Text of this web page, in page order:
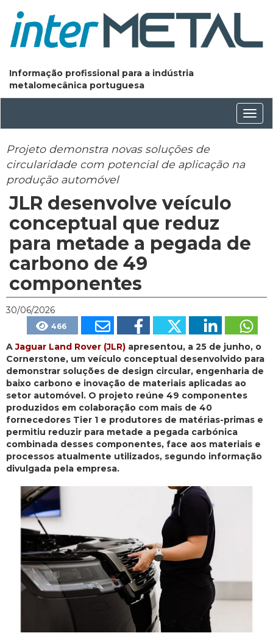
Informação profissional para a indústria
metalomecânica portuguesa
Projeto demonstra novas soluções de
circularidade com potencial de aplicação na
produção automóvel
JLR desenvolve veículo
conceptual que reduz
para metade a pegada de
carbono de 49
componentes
30/06/2026
466
AJaguar Land Rover (JLR) apresentou, a 25 de junho, o
Cornerstone, um veículo conceptual desenvolvido para
demonstrar soluções de design circular, engenharia de
baixo carbono e inovação de materiais aplicadas ao
setor automóvel. O projeto reúne 49 componentes
produzidos em colaboração com mais de 40
fornecedores Tier 1 e produtores de matérias-primas e
permitiu reduzir para metade a pegada carbónica
combinada desses componentes, face aos materiais e
processos atualmente utilizados, segundo informação
divulgada pela empresa.